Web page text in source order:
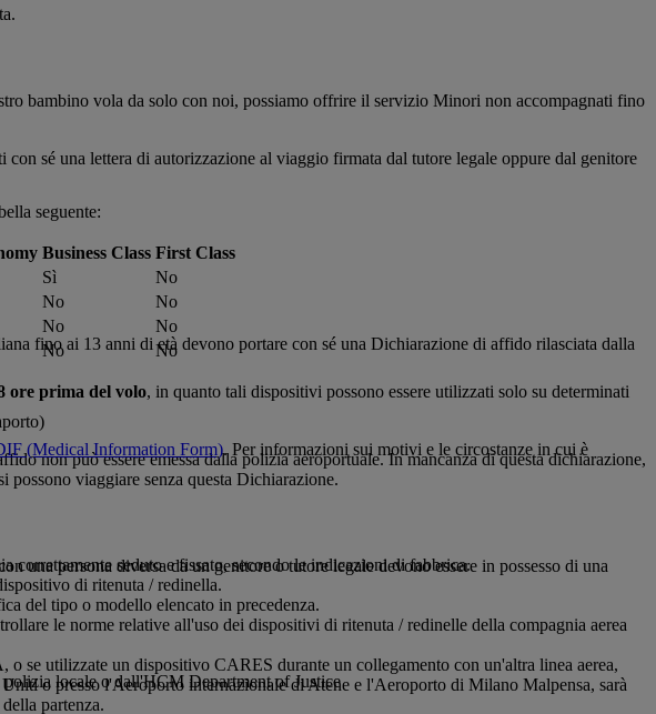
bambino vola da solo con noi, possiamo offrire il servizio Minori non accompagnati fino
sé una lettera di autorizzazione al viaggio firmata dal tutore legale oppure dal genitore
fino ai 13 anni di età devono portare con sé una Dichiarazione di affido rilasciata dalla
non può essere emessa dalla polizia aeroportuale. In mancanza di questa dichiarazione,
viaggiare senza questa Dichiarazione.
una persona diversa da un genitore o tutore legale devono essere in possesso di una
polizia locale o dall'HCM Department of Justice
seguente:
Business Class First Class
Sì
No
No
No
No
No
No No
ore prima del volo, in quanto tali dispositivi possono essere utilizzati solo su determinati
(Medical Information Form). Per informazioni sui motivi e le circostanze in cui è
correttamente seduto e fissato, secondo le indicazioni di fabbrica.
di ritenuta / redinella.
del tipo o modello elencato in precedenza.
le norme relative all'uso dei dispositivi di ritenuta / redinelle della compagnia aerea
se utilizzate un dispositivo CARES durante un collegamento con un'altra linea aerea,
o presso l'Aeroporto internazionale di Atene e l'Aeroporto di Milano Malpensa, sarà
partenza.